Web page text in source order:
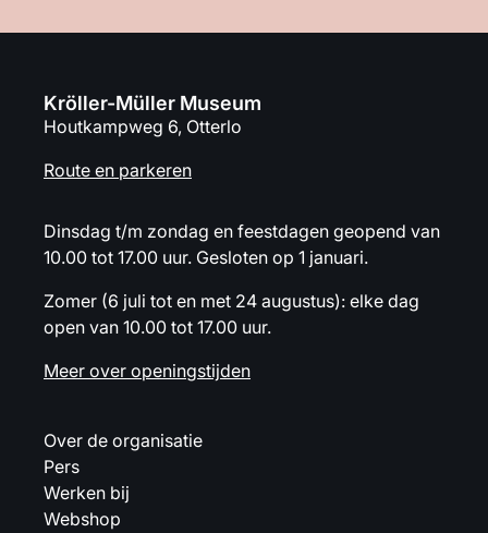
Kröller-Müller Museum
Houtkampweg 6, Otterlo
Route en parkeren
Dinsdag t/m zondag en feestdagen geopend van
10.00 tot 17.00 uur. Gesloten op 1 januari.
Zomer (6 juli tot en met 24 augustus): elke dag
open van 10.00 tot 17.00 uur.
Meer over openingstijden
Over de organisatie
Pers
Werken bij
Webshop